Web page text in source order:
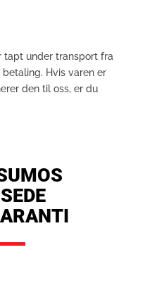
tapt under transport fra
Hvis varen er
den til oss, er du